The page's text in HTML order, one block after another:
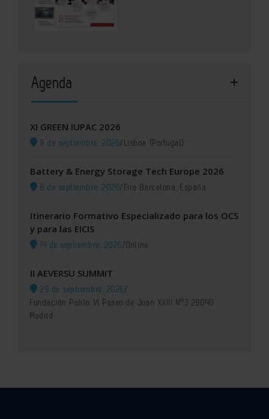
Agenda
XI GREEN IUPAC 2026
8 de septiembre, 2026/Lisboa (Portugal)
Battery & Energy Storage Tech Europe 2026
8 de septiembre, 2026/Fira Barcelona, España
Itinerario Formativo Especializado para los OCS
y para las EICIS
14 de septiembre, 2026/Online
II AEVERSU SUMMIT
29 de septiembre, 2026/
Fundación Pablo VI Paseo de Juan XXIII Nº3 28040
Madrid